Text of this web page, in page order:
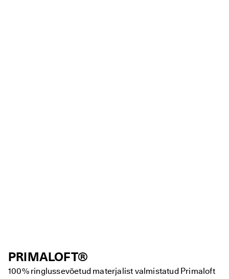
PRIMALOFT®
100% ringlussevõetud materjalist valmistatud Primaloft